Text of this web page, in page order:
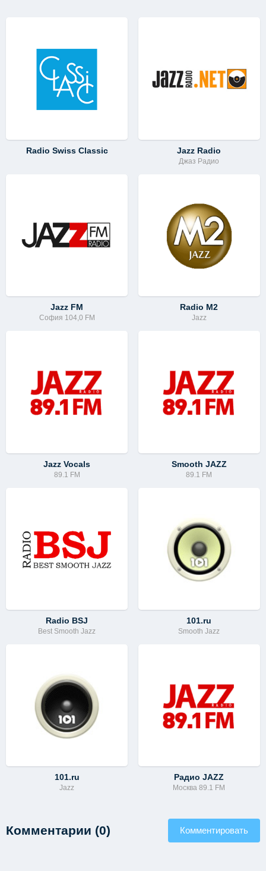
Radio Swiss Classic Jazz Radio
Джаз Радио
Jazz FM
София 104,0 FM
Radio M2
Jazz
Jazz Vocals
89.1 FM
Smooth JAZZ
89.1 FM
Radio BSJ
Best Smooth Jazz
101.ru
Smooth Jazz
101.ru
Jazz
Радио JAZZ
Москва 89.1 FM
Комментарии (0) Комментировать